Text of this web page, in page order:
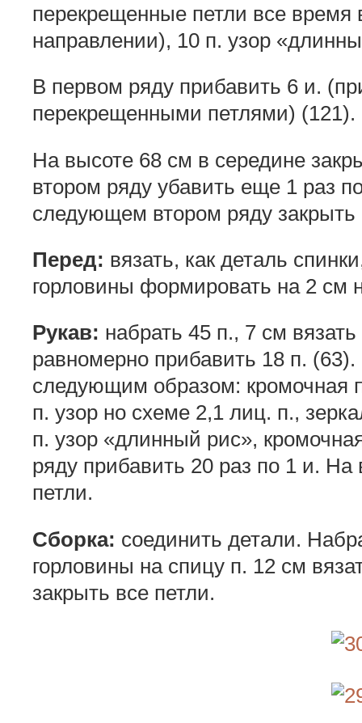
перекрещенные петли все
направлении), 10 п. узор
В первом ряду прибавить 6 и.
перекрещенными петлями) (121).
На высоте 68 см в середине
втором ряду убавить еще 1 раз
следующем втором ряду закрыть
Перед: вязать, как деталь
горловины формировать на 2 см
Рукав: набрать 45 п., 7 см
равномерно прибавить 18 п.
следующим образом: кромочная
п. узор но схеме 2,1 лиц. п.,
п. узор «длинный рис»,
ряду прибавить 20 раз по 1 и.
петли.
Сборка: соединить детали.
горловины на спицу п. 12 см
закрыть все петли.